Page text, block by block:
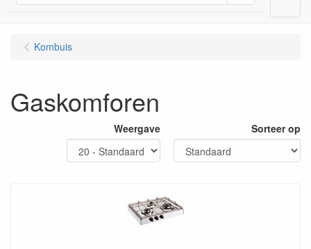
Kombuis
Gaskomforen
Weergave Sorteer op